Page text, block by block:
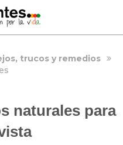
trucos y remedios
naturales para